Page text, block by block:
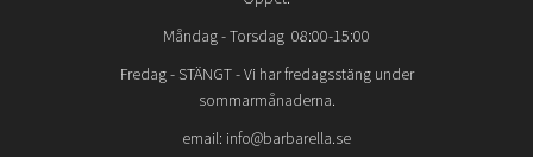
Måndag - Torsdag 08:00-15:00
Fredag - STÄNGT- Vi har fredagsstäng under
sommarmånaderna.
email: info@barbarella.se